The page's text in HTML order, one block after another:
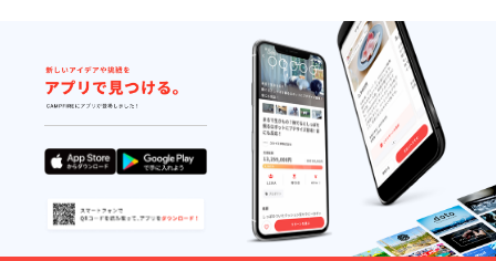
カ
バー
ABS
・使
用方法
や取扱
説明書
の有